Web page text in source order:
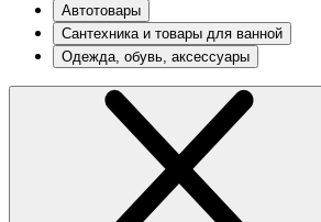
Автотовары
Сантехника и товары для ванной
Одежда, обувь, аксессуары